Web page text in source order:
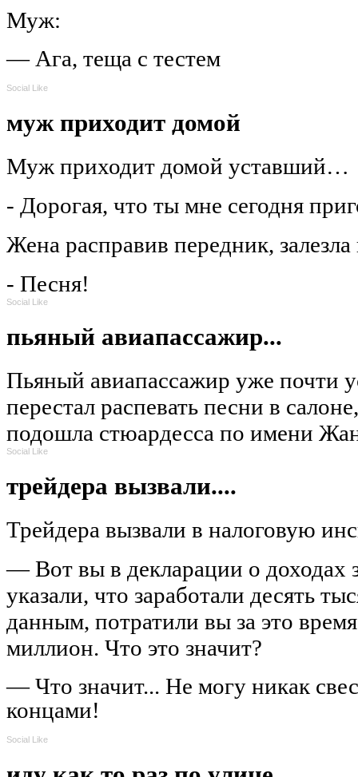
Муж:
— Ага, теща с тестем
Social Like
муж приходит домой
Муж приходит домой уставший…
- Дорогая, что ты мне сегодня
Жена расправив передник,
- Песня!
Social Like
пьяный авиапассажир...
Пьяный авиапассажир уже почти
перестал распевать песни в
подошла стюардесса по имени
Social Like
трейдера вызвали....
Трейдера вызвали в налоговую
— Вот вы в декларации о доходах
указали, что заработали десять
данным, потратили вы за это
миллион. Что это значит?
— Что значит... Не могу никак
концами!
Social Like